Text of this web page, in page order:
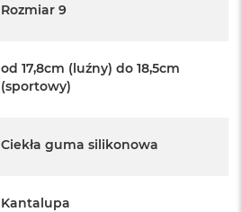
Rozmiar 9
od 17,8cm (luźny) do 18,5cm
(sportowy)
Ciekła guma silikonowa
Kantalupa